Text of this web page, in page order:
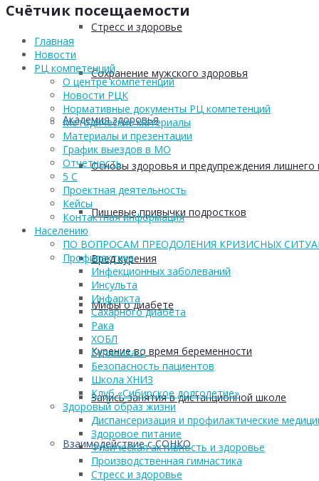
Стресс и здоровье
Сохранение мужского здоровья
Академия здоровья
Основы здоровья и предупреждения лишнего
Пищевые привычки подростков
Вред курения
Мифы о диабете
Курение во время беременности
Запись занятия в дистанционной школе
Взаимодействие с СОНКО
Счётчик посещаемости
Главная
Новости
РЦ компетенций
О центре компетенций
Новости РЦК
Нормативные документы РЦ компетенций
Методические материалы
Материалы и презентации
График выездов в МО
Отчетность
5 С
Проектная деятельность
Кейсы
Контактная информация
Населению
ПО ВОПРОСАМ ПРЕОДОЛЕНИЯ КРИЗИСНЫХ
Профилактика
Инфекционных заболеваний
Инсульта
Инфаркта
Сахарного диабета
Рака
ХОБЛ
Гепатита С
Безопасность пациентов
Школа ХНИЗ
Клуб «Сибирское долголетие»
Здоровый образ жизни
Диспансеризация и профилактические
Здоровое питание
Физическая активность и здоровье
Производственная гимнастика
Стресс и здоровье